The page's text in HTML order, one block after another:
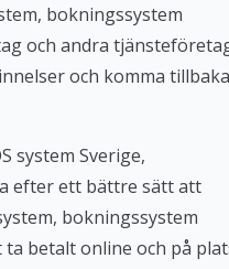
bokningssystem
och andra
och komma tillbaka
system Sverige,
efter ett bättre sätt att
bokningssystem
betalt online och på